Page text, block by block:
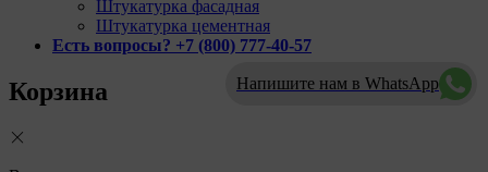
Напишите нам в WhatsApp
Штукатурка фасадная
Штукатурка цементная
Есть вопросы? +7 (800) 777-40-57
Корзина